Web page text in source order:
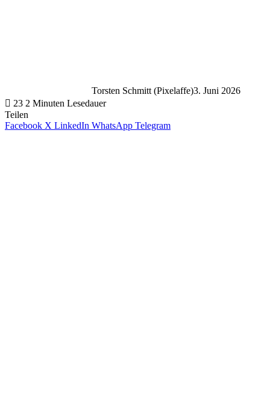
Torsten Schmitt (Pixelaffe)3. Juni 2026
23 2 Minuten Lesedauer
Teilen
Facebook X LinkedIn WhatsApp Telegram